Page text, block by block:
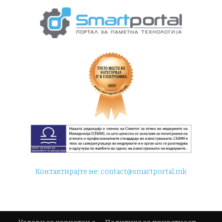
Контактирајте не:contact@smartportal.mk